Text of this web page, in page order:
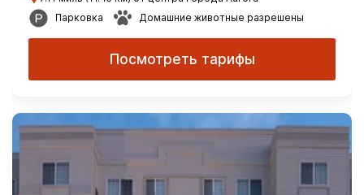
Парковка
Домашние животные разрешены
Посмотреть тарифы